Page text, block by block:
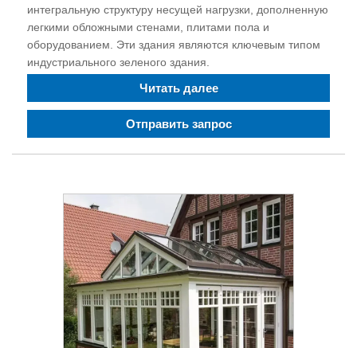
интегральную структуру несущей нагрузки, дополненную
легкими обложными стенами, плитами пола и
оборудованием. Эти здания являются ключевым типом
индустриального зеленого здания.
Читать далее
Отправить запрос